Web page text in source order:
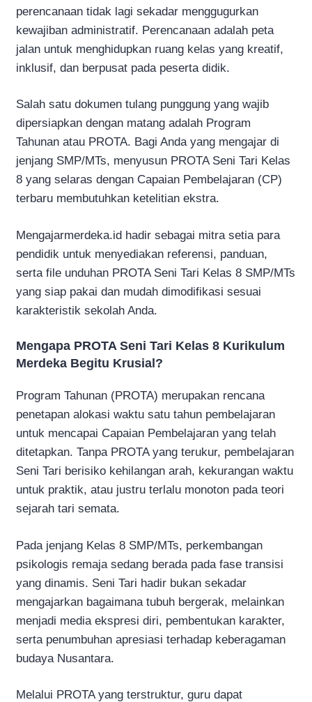
perencanaan tidak lagi sekadar menggugurkan
kewajiban administratif. Perencanaan adalah peta
jalan untuk menghidupkan ruang kelas yang kreatif,
inklusif, dan berpusat pada peserta didik.
Salah satu dokumen tulang punggung yang wajib
dipersiapkan dengan matang adalah Program
Tahunan atau PROTA. Bagi Anda yang mengajar di
jenjang SMP/MTs, menyusun PROTA Seni Tari Kelas
8 yang selaras dengan Capaian Pembelajaran (CP)
terbaru membutuhkan ketelitian ekstra.
Mengajarmerdeka.id hadir sebagai mitra setia para
pendidik untuk menyediakan referensi, panduan,
serta file unduhan PROTA Seni Tari Kelas 8 SMP/MTs
yang siap pakai dan mudah dimodifikasi sesuai
karakteristik sekolah Anda.
Mengapa PROTA Seni Tari Kelas 8 Kurikulum
Merdeka Begitu Krusial?
Program Tahunan (PROTA) merupakan rencana
penetapan alokasi waktu satu tahun pembelajaran
untuk mencapai Capaian Pembelajaran yang telah
ditetapkan. Tanpa PROTA yang terukur, pembelajaran
Seni Tari berisiko kehilangan arah, kekurangan waktu
untuk praktik, atau justru terlalu monoton pada teori
sejarah tari semata.
Pada jenjang Kelas 8 SMP/MTs, perkembangan
psikologis remaja sedang berada pada fase transisi
yang dinamis. Seni Tari hadir bukan sekadar
mengajarkan bagaimana tubuh bergerak, melainkan
menjadi media ekspresi diri, pembentukan karakter,
serta penumbuhan apresiasi terhadap keberagaman
budaya Nusantara.
Melalui PROTA yang terstruktur, guru dapat